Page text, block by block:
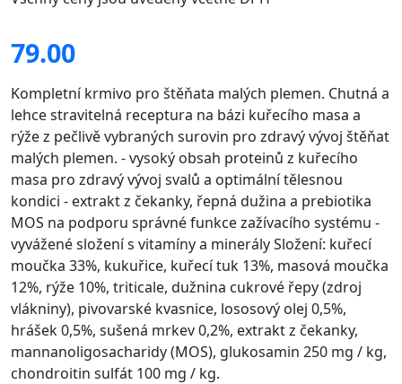
79.00
Kompletní krmivo pro štěňata malých plemen. Chutná a
lehce stravitelná receptura na bázi kuřecího masa a
rýže z pečlivě vybraných surovin pro zdravý vývoj štěňat
malých plemen. - vysoký obsah proteinů z kuřecího
masa pro zdravý vývoj svalů a optimální tělesnou
kondici - extrakt z čekanky, řepná dužina a prebiotika
MOS na podporu správné funkce zažívacího systému -
vyvážené složení s vitamíny a minerály Složení: kuřecí
moučka 33%, kukuřice, kuřecí tuk 13%, masová moučka
12%, rýže 10%, triticale, dužnina cukrové řepy (zdroj
vlákniny), pivovarské kvasnice, lososový olej 0,5%,
hrášek 0,5%, sušená mrkev 0,2%, extrakt z čekanky,
mannanoligosacharidy (MOS), glukosamin 250 mg / kg,
chondroitin sulfát 100 mg / kg.